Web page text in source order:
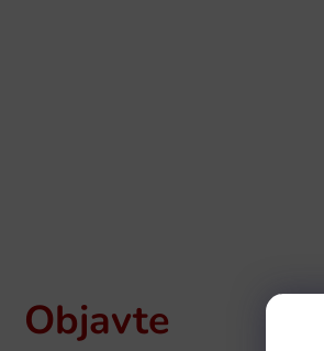
Objavte